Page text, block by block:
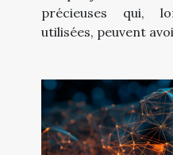
précieuses qui,
utilisées, peuvent